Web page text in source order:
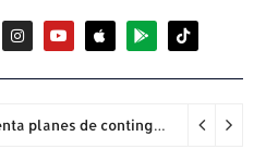
Sector industrial implementa planes de contingencia ante racionamiento de agua y hace un llamado a la eficiencia infraestructural